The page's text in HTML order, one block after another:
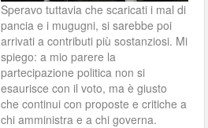
Speravo tuttavia che scaricati i mal di
pancia e i mugugni, si sarebbe poi
arrivati a contributi più sostanziosi. Mi
spiego: a mio parere la
partecipazione politica non si
esaurisce con il voto, ma è giusto
che continui con proposte e critiche a
chi amministra e a chi governa.